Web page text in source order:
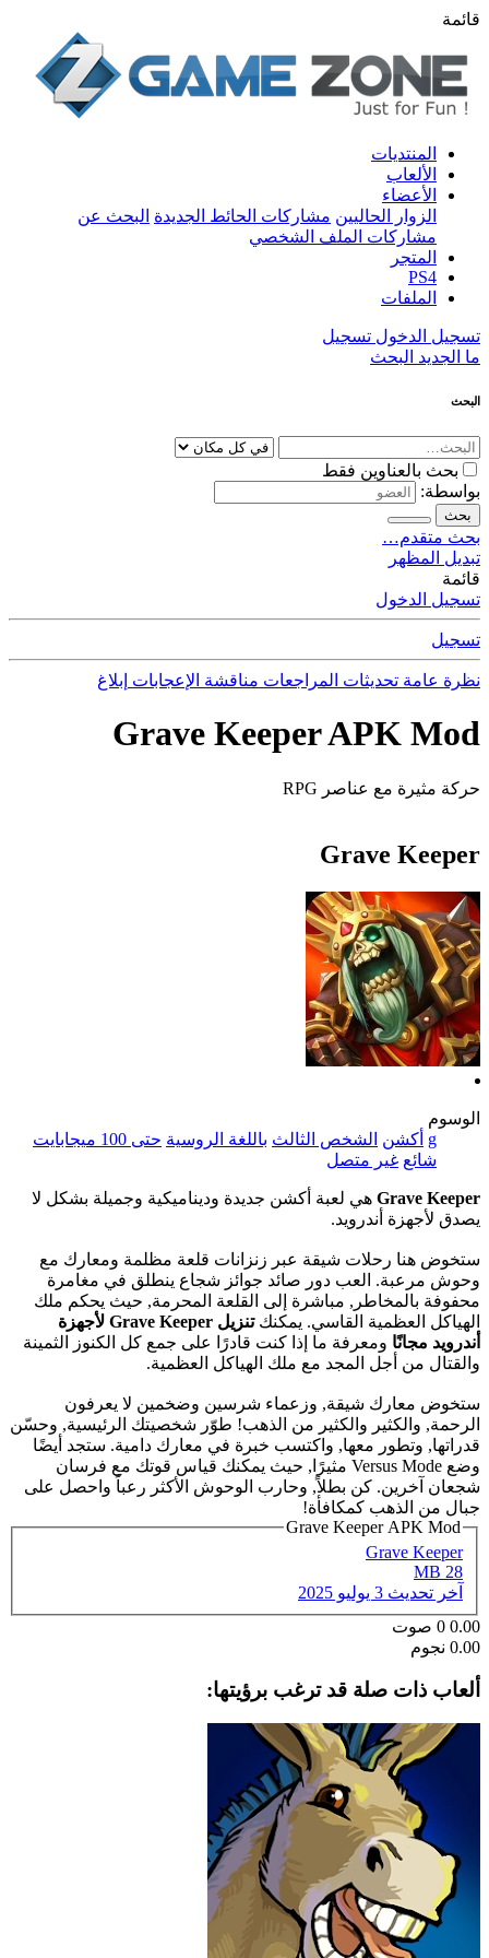
قائمة
المنتديات
الألعاب
الأعضاء
الزوار الحاليين مشاركات الحائط الجديدة البحث عن
مشاركات الملف الشخصي
المتجر
PS4
الملفات
تسجيل الدخول تسجيل
ما الجديد البحث
البحث
بحث بالعناوين فقط
بواسطة:
بحث
بحث متقدم…
تبديل المظهر
قائمة
تسجيل الدخول
تسجيل
نظرة عامة تحديثات المراجعات مناقشة الإعجابات إبلاغ
Grave Keeper APK Mod
حركة مثيرة مع عناصر RPG
Grave Keeper
الوسوم
g أكشن الشخص الثالث باللغة الروسية حتى 100 ميجابايت
شائع غير متصل
Grave Keeper هي لعبة أكشن جديدة وديناميكية وجميلة بشكل لا
يصدق لأجهزة أندرويد.
ستخوض هنا رحلات شيقة عبر زنزانات قلعة مظلمة ومعارك مع
وحوش مرعبة. العب دور صائد جوائز شجاع ينطلق في مغامرة
محفوفة بالمخاطر, مباشرة إلى القلعة المحرمة, حيث يحكم ملك
الهياكل العظمية القاسي. يمكنك
تنزيل Grave Keeper لأجهزة
أندرويد مجانًا ومعرفة ما إذا كنت قادرًا على جمع كل الكنوز الثمينة
والقتال من أجل المجد مع ملك الهياكل العظمية.
ستخوض معارك شيقة, وزعماء شرسين وضخمين لا يعرفون
الرحمة, والكثير والكثير من الذهب! طوّر شخصيتك الرئيسية, وحسّن
قدراتها, وتطور معها, واكتسب خبرة في معارك دامية. ستجد أيضًا
وضع Versus Mode مثيرًا, حيث يمكنك قياس قوتك مع فرسان
شجعان آخرين. كن بطلاً, وحارب الوحوش الأكثر رعباً واحصل على
جبال من الذهب كمكافأة!
Grave Keeper APK Mod
Grave Keeper
28 MB
آخر تحديث 3 يوليو 2025
0.00
0 صوت
0.00 نجوم
ألعاب ذات صلة قد ترغب برؤيتها: